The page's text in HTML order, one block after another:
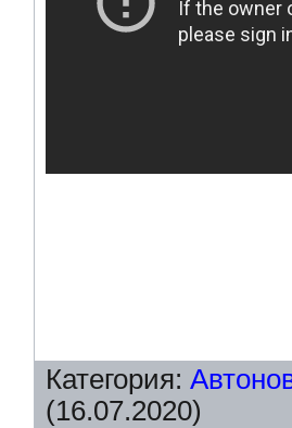
Категория:
(16.07.2020)